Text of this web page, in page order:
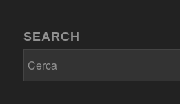
SEARCH